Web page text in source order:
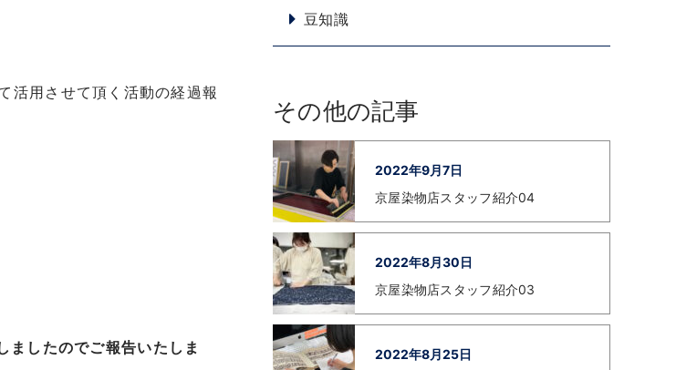
活用させて頂く活動の経過報
したのでご報告いたしま
豆知識
その他の記事
2022年9月7日
京屋染物店スタッフ紹介04
2022年8月30日
京屋染物店スタッフ紹介03
2022年8月25日